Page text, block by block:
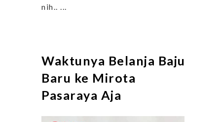
nih.. ...
Waktunya Belanja Baju
Baru ke Mirota
Pasaraya Aja